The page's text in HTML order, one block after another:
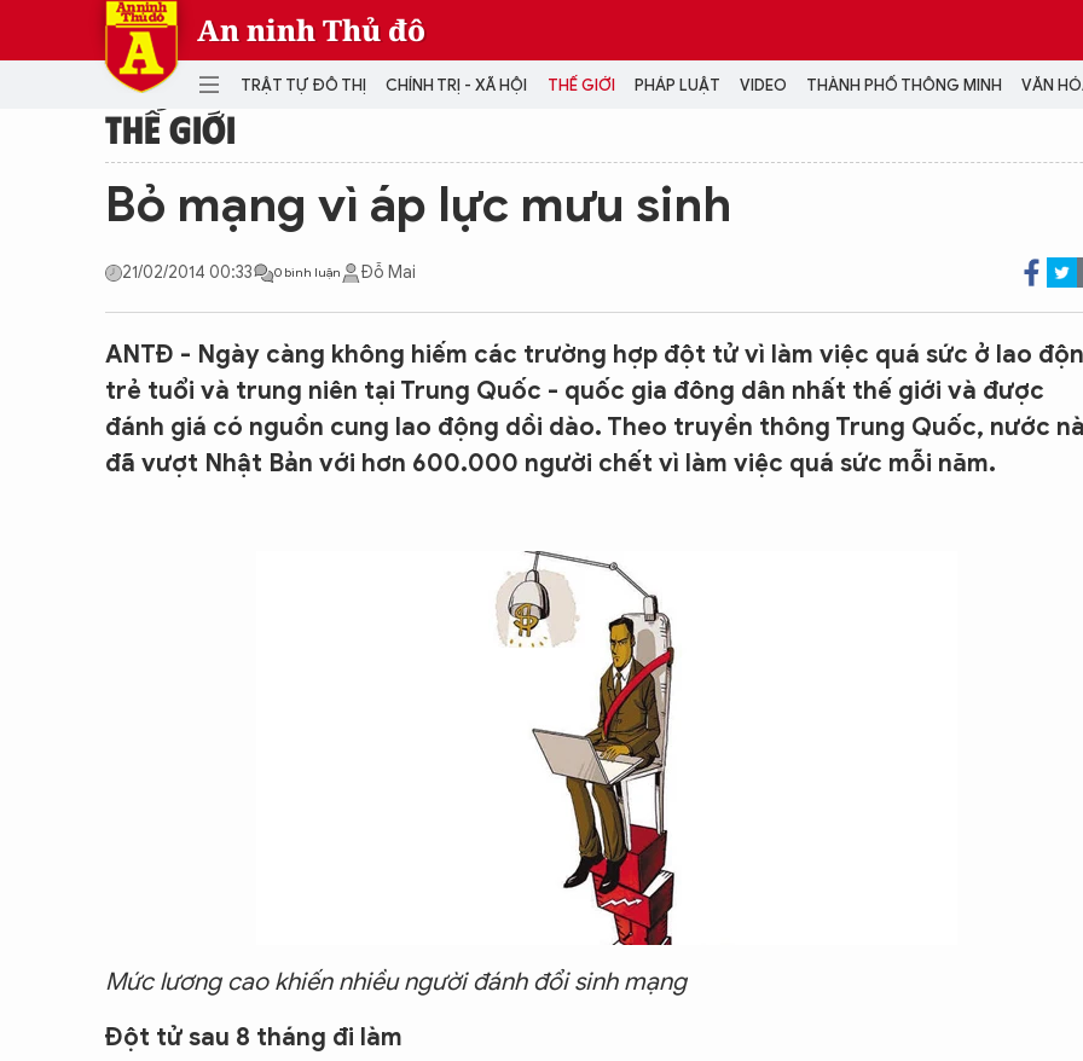
An ninh Thủ đô
TRẬT TỰ ĐÔ THỊ CHÍNH TRỊ - XÃ HỘI THẾ GIỚI PHÁP LUẬT VIDEO THÀNH PHỐ THÔNG MINH VĂN
TRẬT TỰ ĐÔ THỊ
THẾ GIỚI
Quân sự
THÀNH PHỐ THÔNG MINH
VĂN HÓA - GIẢI TRÍ
THỂ THAO
SỐNG Ở HÀ NỘI
KINH DOANH
MULTIMEDIA
Podcast
Video
LONGFORM
INFOGRAPHIC
LỊCH VẠN SỰ
THẾ GIỚI
Bỏ mạng vì áp lực mưu sinh
21/02/2014 00:33 0 bình luận Đỗ Mai
ANTĐ - Ngày càng không hiếm các trường hợp đột tử vì làm việc quá sức ở lao
trẻ tuổi và trung niên tại Trung Quốc - quốc gia đông dân nhất thế giới và được
đánh giá có nguồn cung lao động dồi dào. Theo truyền thông Trung Quốc, nước
đã vượt Nhật Bản với hơn 600.000 người chết vì làm việc quá sức mỗi năm.
Mức lương cao khiến nhiều người đánh đổi sinh mạng
Đột tử sau 8 tháng đi làm